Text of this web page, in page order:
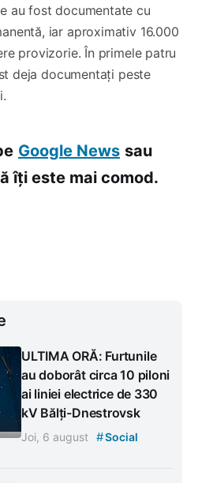
au fost documentate cu
iar aproximativ 16.000
provizorie. În primele patru
deja documentați peste
Google News sau
îți este mai comod.
ULTIMA ORĂ: Furtunile
au doborât circa 10 piloni
ai liniei electrice de 330
kV Bălți-Dnestrovsk
Joi, 6 august #Social